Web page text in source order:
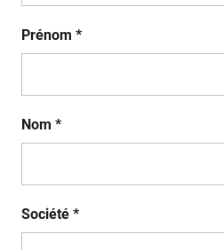
Prénom *
Nom *
Société *